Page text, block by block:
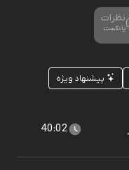
نظرات
پادکست
پیشنهاد ویژه
40:02